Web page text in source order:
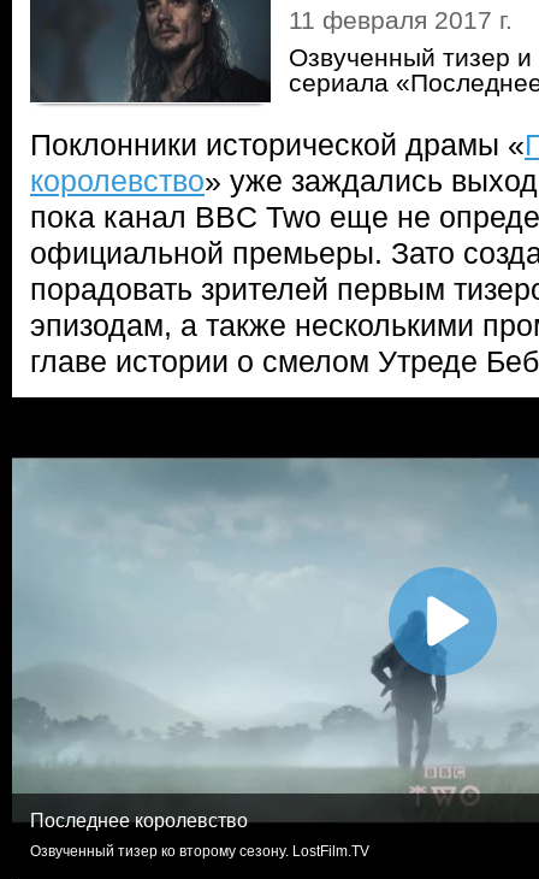
11 февраля 2017 г.
Озвученный тизер
сериала
Поклонники исторической драмы «
королевство» уже заждались
пока канал BBC Two еще не
официальной премьеры. Зато
порадовать зрителей первым
эпизодам, а также несколькими
главе истории о смелом Утреде
Последнее королевство
Озвученный тизер ко второму сезону. LostFilm.TV